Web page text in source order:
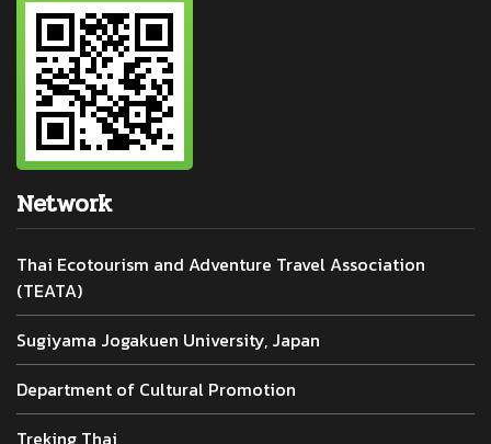
Network
Thai Ecotourism and Adventure Travel Association
(TEATA)
Sugiyama Jogakuen University, Japan
Department of Cultural Promotion
Treking Thai